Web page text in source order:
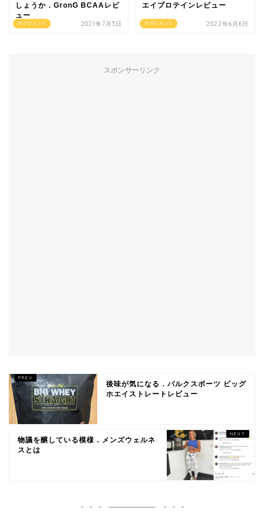
サプリメント
しょうか．GronG BCAAレビ
ュー
2021年7月5日 サプリメント
エイプロテインレビュー
2022年6月6日
スポンサーリンク
後味が気になる．バルクスポーツ ビッグ
ホエイストレートレビュー
物議を醸している模様．メンズウェルネ
スとは